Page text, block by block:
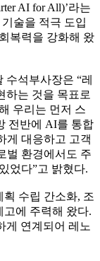
AI for All)’라는
술을 적극 도입
복력을 강화해 왔
수석부사장은 “레
하는 것을 목표로
우리는 먼저 스
전반에 AI를 통합
게 대응하고 고객
벌 환경에서도 주
었다”고 밝혔다.
수립 간소화, 조
고에 주력해 왔다.
게 연계되어 레노